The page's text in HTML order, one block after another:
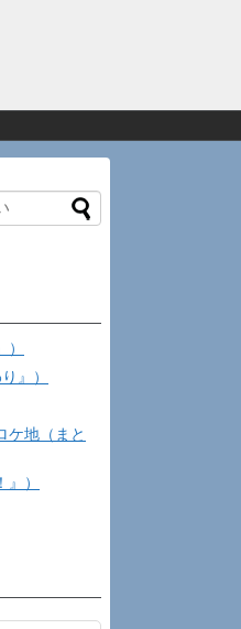
』）
ケ地（まと
）